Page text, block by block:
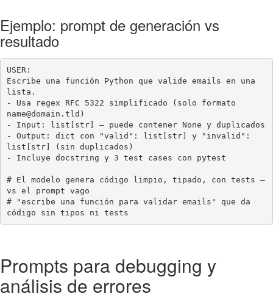
Ejemplo: prompt de generación vs
resultado
USER:
Escribe una función Python que valide emails en una
lista.
- Usa regex RFC 5322 simplificado (solo formato
name@domain.tld)
- Input: list[str] — puede contener None y duplicados
- Output: dict con "valid": list[str] y "invalid":
list[str] (sin duplicados)
- Incluye docstring y 3 test cases con pytest
# El modelo genera código limpio, tipado, con tests —
vs el prompt vago
# "escribe una función para validar emails" que da
código sin tipos ni tests
Prompts para debugging y
análisis de errores